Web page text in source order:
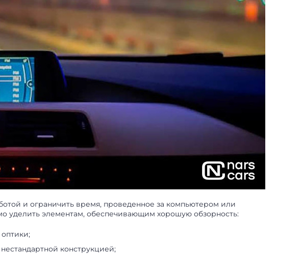
и ограничить время, проведенное за компьютером или
уделить элементам, обеспечивающим хорошую обзорность:
конструкцией;